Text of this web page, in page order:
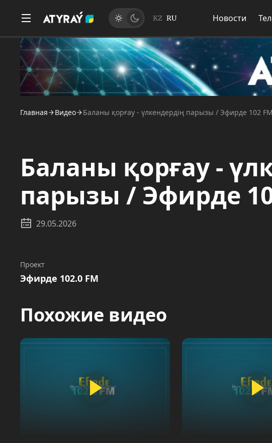
KZ RU Новости
Главная Видео Баланы қорғау - үлкендердің парызы / Эфирде 102
Баланы қорғау -
парызы / Эфирде
29.05.2026
Проект
Эфирде 102.0 FM
Похожие видео